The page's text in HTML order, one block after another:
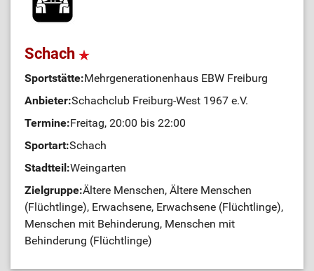
Schach
Sportstätte:Mehrgenerationenhaus EBW Freiburg
Anbieter:Schachclub Freiburg-West 1967 e.V.
Termine:Freitag, 20:00 bis 22:00
Sportart:Schach
Stadtteil:Weingarten
Zielgruppe:Ältere Menschen, Ältere Menschen
(Flüchtlinge), Erwachsene, Erwachsene (Flüchtlinge),
Menschen mit Behinderung, Menschen mit
Behinderung (Flüchtlinge)